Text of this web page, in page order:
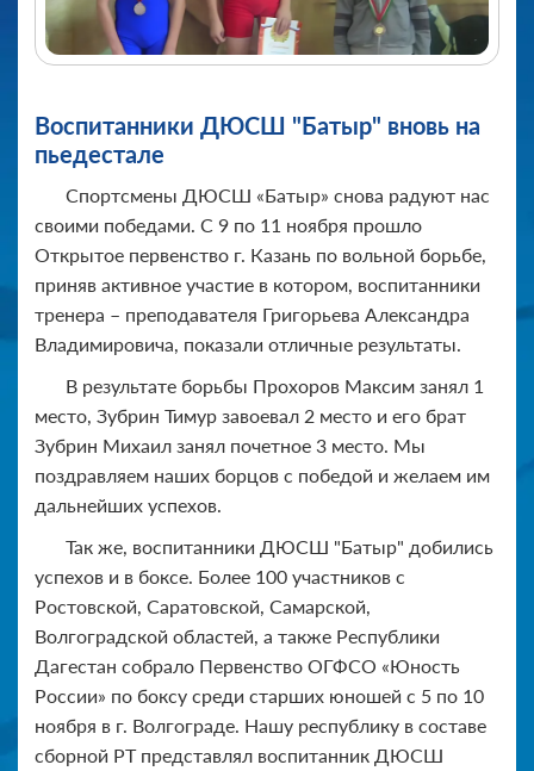
Воспитанники ДЮСШ "Батыр" вновь на
пьедестале
Спортсмены ДЮСШ «Батыр» снова радуют нас
своими победами. С 9 по 11 ноября прошло
Открытое первенство г. Казань по вольной борьбе,
приняв активное участие в котором, воспитанники
тренера – преподавателя Григорьева Александра
Владимировича, показали отличные результаты.
В результате борьбы Прохоров Максим занял 1
место, Зубрин Тимур завоевал 2 место и его брат
Зубрин Михаил занял почетное 3 место. Мы
поздравляем наших борцов с победой и желаем им
дальнейших успехов.
Так же, воспитанники ДЮСШ "Батыр" добились
успехов и в боксе. Более 100 участников с
Ростовской, Саратовской, Самарской,
Волгоградской областей, а также Республики
Дагестан собрало Первенство ОГФСО «Юность
России» по боксу среди старших юношей с 5 по 10
ноября в г. Волгограде. Нашу республику в составе
сборной РТ представлял воспитанник ДЮСШ